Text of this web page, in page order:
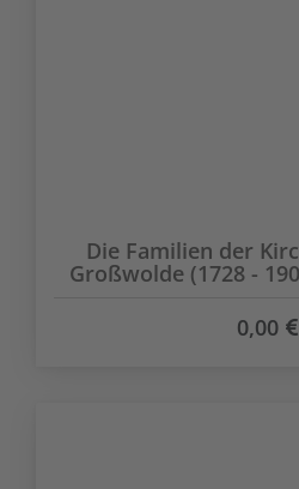
Die Familien der
Großwolde (1728 -
0,00